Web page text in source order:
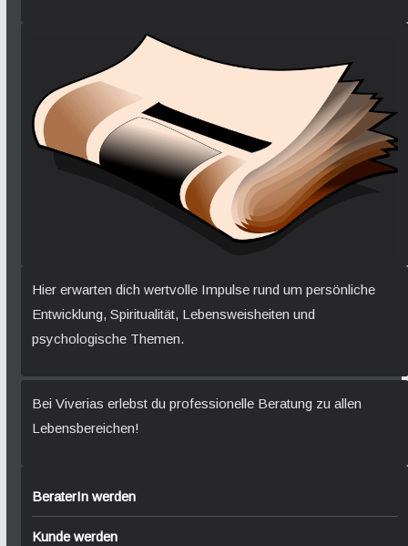
Hier erwarten dich wertvolle Impulse rund um persönliche
Entwicklung, Spiritualität, Lebensweisheiten und
psychologische Themen.
Bei Viverias erlebst du professionelle Beratung zu allen
Lebensbereichen!
BeraterIn werden
Kunde werden